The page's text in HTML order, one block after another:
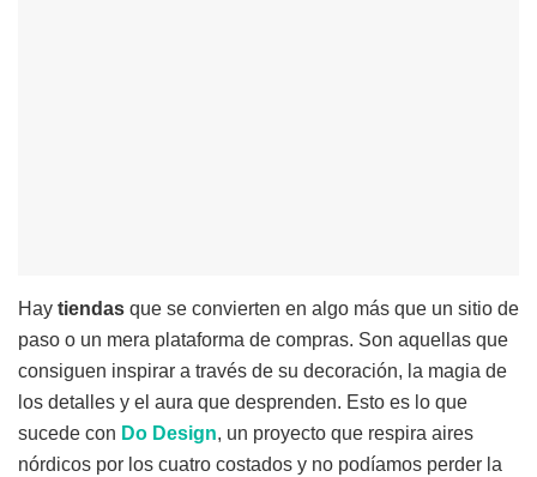
Hay tiendas que se convierten en algo más que un sitio de
paso o un mera plataforma de compras. Son aquellas que
consiguen inspirar a través de su decoración, la magia de
los detalles y el aura que desprenden. Esto es lo que
sucede con Do Design, un proyecto que respira aires
nórdicos por los cuatro costados y no podíamos perder la